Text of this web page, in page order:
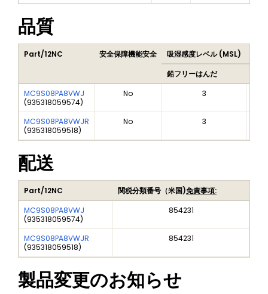
品質
Part/12NC 安全保障機能安全 吸湿感度レベル (MSL)
鉛フリーはんだ
MC9S08PA8VWJ
(935318059574)
No 3
MC9S08PA8VWJR
(935318059518)
No 3
配送
Part/12NC 関税分類番号（米国)免責事項:
MC9S08PA8VWJ
(935318059574)
854231
MC9S08PA8VWJR
(935318059518)
854231
製品変更のお知らせ